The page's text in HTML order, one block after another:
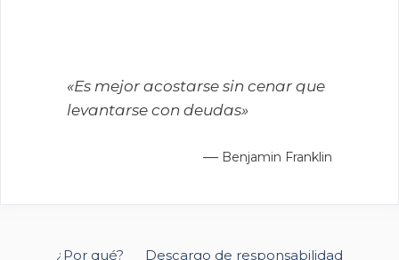
«Es mejor acostarse sin cenar que
levantarse con deudas»
— Benjamin Franklin
¿Por qué? Descargo de responsabilidad